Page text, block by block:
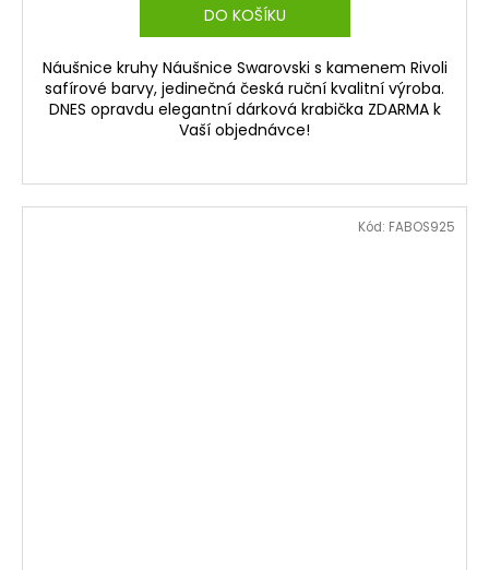
DO KOŠÍKU
Náušnice kruhy Náušnice Swarovski s kamenem Rivoli
safírové barvy, jedinečná česká ruční kvalitní výroba.
DNES opravdu elegantní dárková krabička ZDARMA k
Vaší objednávce!
Kód: FABOS925